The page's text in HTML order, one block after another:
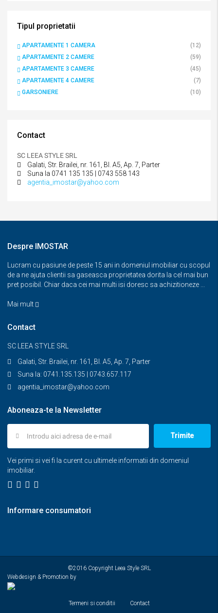
Tipul proprietatii
APARTAMENTE 1 CAMERA
(12)
APARTAMENTE 2 CAMERE
(59)
APARTAMENTE 3 CAMERE
(45)
APARTAMENTE 4 CAMERE
(7)
GARSONIERE
(10)
Contact
SC LEEA STYLE SRL
Galati, Str. Brailei, nr. 161, Bl. A5, Ap. 7, Parter
Suna la 0741 135 135 | 0743 558 143
agentia_imostar@yahoo.com
Despre IMOSTAR
Lucram cu pasiune de peste 15 ani in domeniul imobiliar cu scopul
de a ne ajuta clientii sa gaseasca proprietatea dorita la cel mai bun
pret posibil. Chiar daca cei mai multi isi doresc sa achizitioneze ...
Mai mult
Contact
SC LEEA STYLE SRL
Galati, Str. Brailei, nr. 161, Bl. A5, Ap. 7, Parter
Suna la: 0741.135.135 | 0743.657.117
agentia_imostar@yahoo.com
Aboneaza-te la Newsletter
Trimite
Vei primi si vei fi la curent cu ultimele informatii din domeniul
imobiliar.
Informare consumatori
©2016 Copyright Leea Style SRL
Webdesign & Promotion by
Termeni si conditii Contact